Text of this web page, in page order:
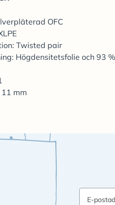
OFC
Twisted pair
Högdensitetsfolie och 93
mm
E-